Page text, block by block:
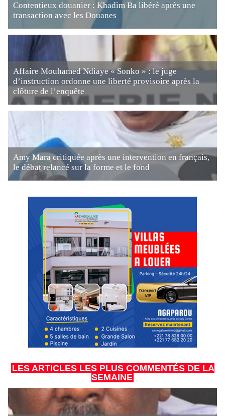
Contentieux douanier : Khadim Ba libéré après une
transaction avec les Douanes
Affaire Mouhamed Ndiaye « Sonko » : le juge
d’instruction ordonne une liberté provisoire après la
clôture de l’enquête
Amy Mara critiquée après une intervention en français,
le débat relancé sur la forme et le fond
LES ARTICLES LES PLUS COMMENTÉS DE LA
SEMAINE